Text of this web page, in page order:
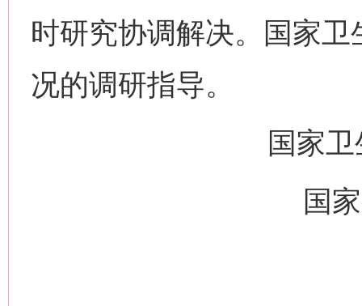
时研究协调解决。国家
况的调研指导。
国家